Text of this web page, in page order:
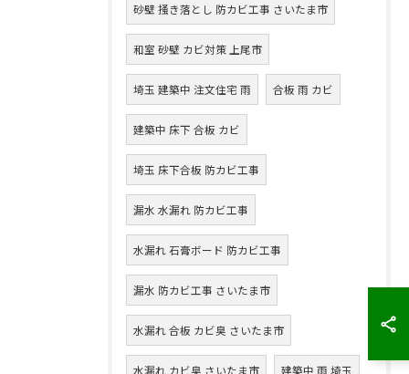
砂壁 掻き落とし 防カビ工事 さいたま市
和室 砂壁 カビ対策 上尾市
埼玉 建築中 注文住宅 雨 合板 雨 カビ
建築中 床下 合板 カビ
埼玉 床下合板 防カビ工事
漏水 水漏れ 防カビ工事
水漏れ 石膏ボード 防カビ工事
漏水 防カビ工事 さいたま市
水漏れ 合板 カビ臭 さいたま市
水漏れ カビ臭 さいたま市 建築中 雨 埼玉